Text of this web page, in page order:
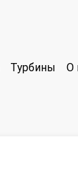
Турбины О